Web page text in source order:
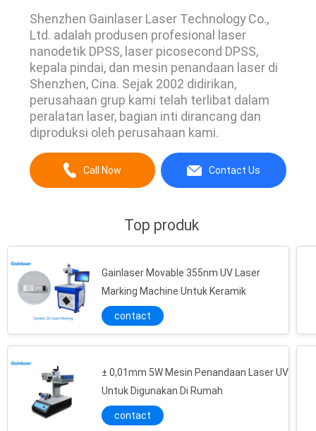
Shenzhen Gainlaser Laser Technology Co.,
Ltd. adalah produsen profesional laser
nanodetik DPSS, laser picosecond DPSS,
kepala pindai, dan mesin penandaan laser di
Shenzhen, Cina. Sejak 2002 didirikan,
perusahaan grup kami telah terlibat dalam
peralatan laser, bagian inti dirancang dan
diproduksi oleh perusahaan kami.
Call Now Contact Us
Top produk
Gainlaser Movable 355nm UV Laser
Marking Machine Untuk Keramik
contact
± 0,01mm 5W Mesin Penandaan Laser UV
Untuk Digunakan Di Rumah
contact